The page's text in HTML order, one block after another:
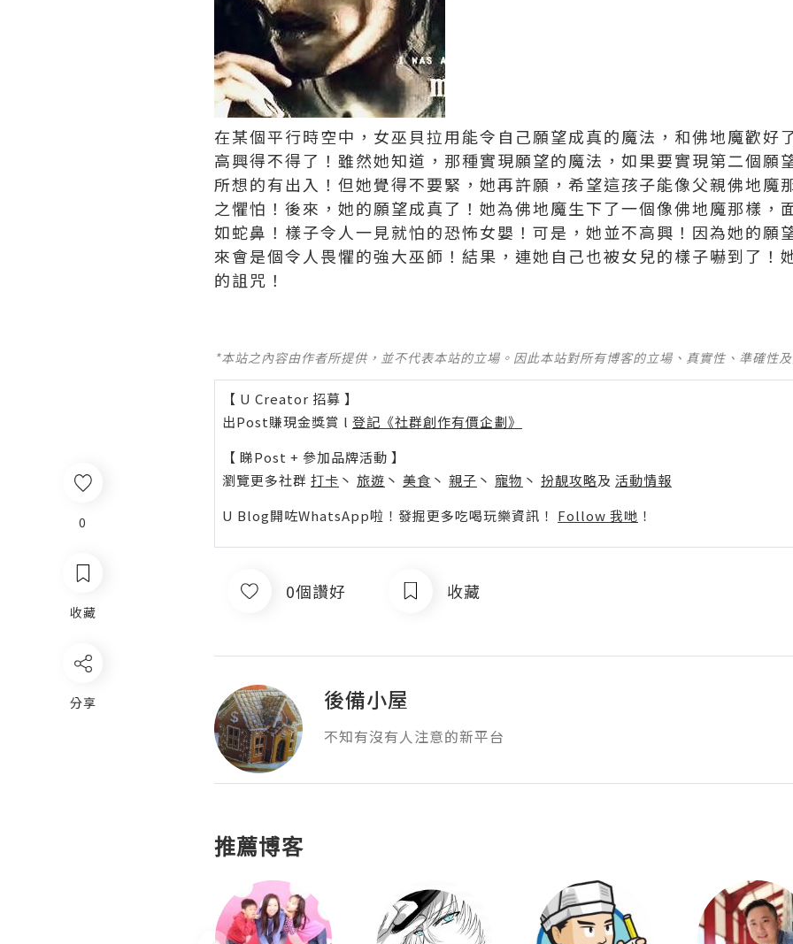
0
收藏
分享
在某個平行時空中，女巫貝拉用能令自己願望成真的魔法，和佛地魔歡好
高興得不得了！雖然她知道，那種實現願望的魔法，如果要實現第二個願
所想的有出入！但她覺得不要緊，她再許願，希望這孩子能像父親佛地魔
之懼怕！後來，她的願望成真了！她為佛地魔生下了一個像佛地魔那樣，
如蛇鼻！樣子令人一見就怕的恐怖女嬰！可是，她並不高興！因為她的願
來會是個令人畏懼的強大巫師！結果，連她自己也被女兒的樣子嚇到了！
的詛咒！
*本站之內容由作者所提供，並不代表本站的立場。因此本站對所有博客的立場、真實性、準確性
【 U Creator 招募 】
出Post賺現金獎賞 l 登記《社群創作有價企劃》
【 睇Post + 參加品牌活動 】
瀏覽更多社群 打卡 丶 旅遊 丶 美食 丶 親子 丶 寵物 丶 扮靚攻略及 活動情報
U Blog開咗WhatsApp啦！發掘更多吃喝玩樂資訊！ Follow 我哋 ！
0個讚好 收藏
後備小屋
不知有沒有人注意的新平台
推薦博客